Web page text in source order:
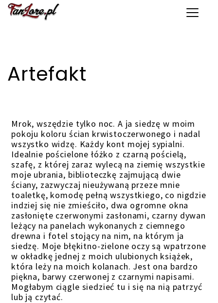
Toggle
Artefakt
Mrok, wszędzie tylko noc. A ja siedzę w moim
pokoju koloru ścian krwistoczerwonego i nadal
wszystko widzę. Każdy kont mojej sypialni.
Idealnie pościelone łóżko z czarną pościelą,
szafę, z której zaraz wylecą na ziemię wszystkie
moje ubrania, biblioteczkę zajmującą dwie
ściany, zazwyczaj nieużywaną przeze mnie
toaletkę, komodę pełną wszystkiego, co nigdzie
indziej się nie zmieściło, dwa ogromne okna
zasłonięte czerwonymi zasłonami, czarny dywan
leżący na panelach wykonanych z ciemnego
drewna i fotel stojący na nim, na którym ja
siedzę. Moje błękitno-zielone oczy są wpatrzone
w okładkę jednej z moich ulubionych książek,
która leży na moich kolanach. Jest ona bardzo
piękna, barwy czerwonej z czarnymi napisami.
Mogłabym ciągle siedzieć tu i się na nią patrzyć
lub ją czytać.